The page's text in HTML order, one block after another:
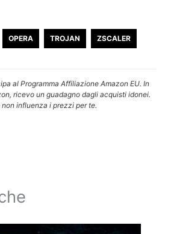
OPERA TROJAN ZSCALER
al Programma Affiliazione Amazon EU. In
ricevo un guadagno dagli acquisti idonei.
non influenza i prezzi per te.